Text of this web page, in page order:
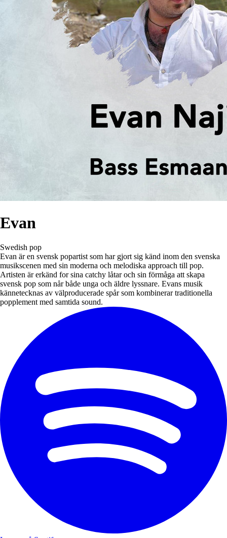
Evan
Swedish pop
Evan är en svensk popartist som har gjort sig känd inom den svenska
musikscenen med sin moderna och melodiska approach till pop.
Artisten är erkänd for sina catchy låtar och sin förmåga att skapa
svensk pop som når både unga och äldre lyssnare. Evans musik
kännetecknas av välproducerade spår som kombinerar traditionella
popplement med samtida sound.